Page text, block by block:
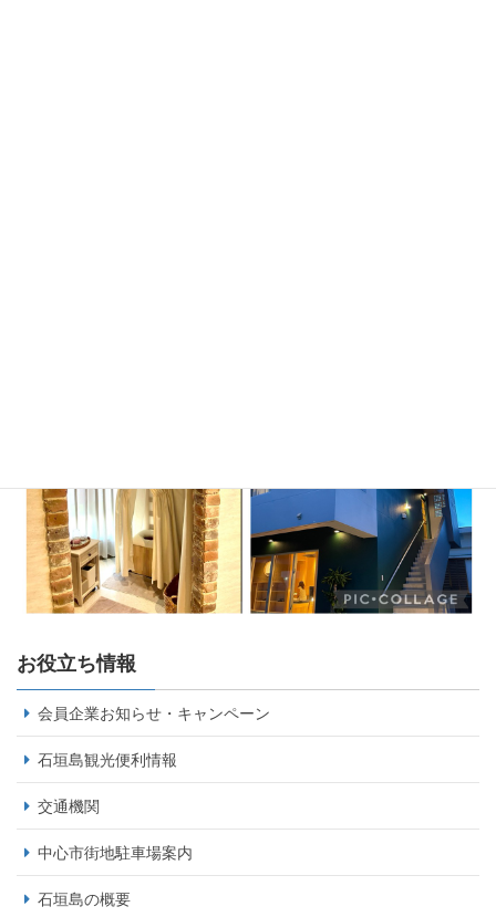
お役立ち情報
会員企業お知らせ・キャンペーン
石垣島観光便利情報
交通機関
中心市街地駐車場案内
石垣島の概要